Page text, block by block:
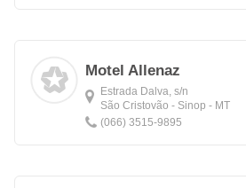
Motel Allenaz
Estrada Dalva, s/n
São Cristovão - Sinop - MT
(066) 3515-9895